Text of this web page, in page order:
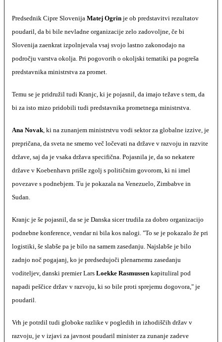
Predsednik Cipre Slovenija Matej Ogrin je ob predstavitvi rezultatov
poudaril, da bi bile nevladne organizacije zelo zadovoljne, če bi
Slovenija zaenkrat izpolnjevala vsaj svojo lastno zakonodajo na
področju varstva okolja. Pri pogovorih o okoljski tematiki pa pogreša
predstavnika ministrstva za promet.
Temu se je pridružil tudi Kranjc, ki je pojasnil, da imajo težave s tem, da
bi za isto mizo pridobili tudi predstavnika prometnega ministrstva.
Ana Novak, ki na zunanjem ministrstvu vodi sektor za globalne izzive, je
prepričana, da sveta ne smemo več ločevati na države v razvoju in razvite
države, saj da je vsaka država specifična. Pojasnila je, da so nekatere
države v Koebenhavn prišle zgolj s političnim govorom, ki ni imel
povezave s podnebjem. Tu je pokazala na Venezuelo, Zimbabve in
Sudan.
Kranjc je še pojasnil, da se je Danska sicer trudila za dobro organizacijo
podnebne konference, vendar ni bila kos nalogi. "To se je pokazalo že pri
logistiki, še slabše pa je bilo na samem zasedanju. Najslabše je bilo
zadnjo noč pogajanj, ko je predsedujoči plenarnemu zasedanju
voditeljev, danski premier Lars Loekke Rasmussen kapituliral pod
napadi peščice držav v razvoju, ki so bile proti sprejemu dogovora," je
poudaril.
Vrh je potrdil tudi globoke razlike v pogledih in izhodiščih držav v
razvoju, je v izjavi za javnost poudaril minister za zunanje zadeve